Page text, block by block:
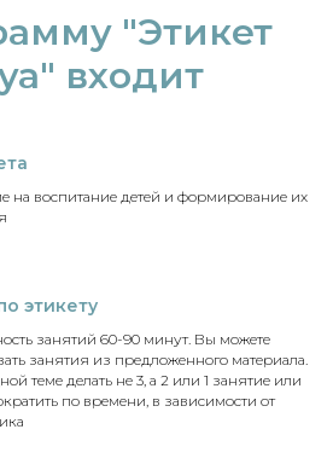
"Этикет
входит
на воспитание детей и формирование их
этикету
занятий 60-90 минут. Вы можете
занятия из предложенного материала.
теме делать не 3, а 2 или 1 занятие или
по времени, в зависимости от